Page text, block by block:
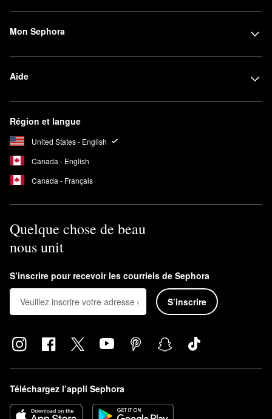
Mon Sephora
Aide
Région et langue
United States - English
Canada - English
Canada - Français
Quelque chose de beau
nous unit
S’inscrire pour recevoir les courriels de Sephora
S’inscrire
Téléchargez l’appli Sephora